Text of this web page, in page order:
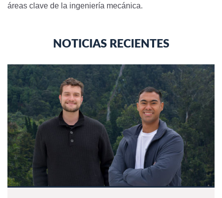
áreas clave de la ingeniería mecánica.
NOTICIAS RECIENTES